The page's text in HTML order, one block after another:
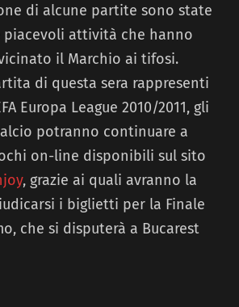
di alcune partite sono state
piacevoli attività che hanno
il Marchio ai tifosi.
di questa sera rappresenti
Europa League 2010/2011, gli
potranno continuare a
on-line disponibili sul sito
, grazie ai quali avranno la
i biglietti per la Finale
che si disputerà a Bucarest